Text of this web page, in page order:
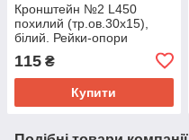
Кронштейн №2 L450
поxилий (тр.ов.30x15),
білий. Рейки-опори
комплектуючі до торгового
обладнання
115 ₴
Купити